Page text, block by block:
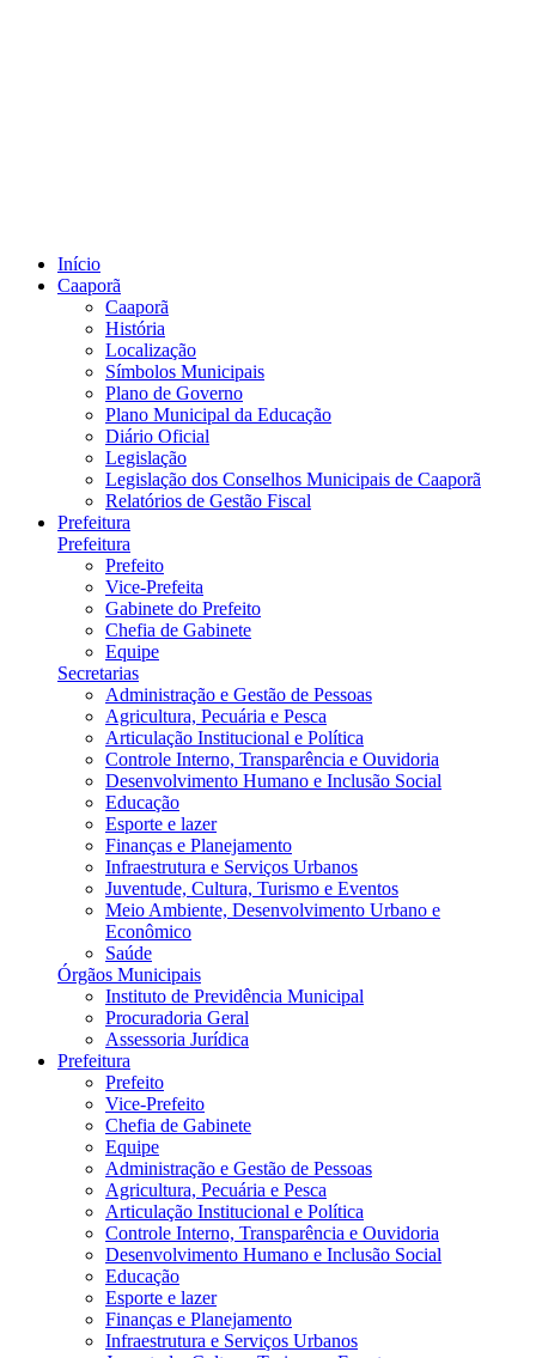
Início
Caaporã
Caaporã
História
Localização
Símbolos Municipais
Plano de Governo
Plano Municipal da Educação
Diário Oficial
Legislação
Legislação dos Conselhos Municipais de Caaporã
Relatórios de Gestão Fiscal
Prefeitura
Prefeitura
Prefeito
Vice-Prefeita
Gabinete do Prefeito
Chefia de Gabinete
Equipe
Secretarias
Administração e Gestão de Pessoas
Agricultura, Pecuária e Pesca
Articulação Institucional e Política
Controle Interno, Transparência e Ouvidoria
Desenvolvimento Humano e Inclusão Social
Educação
Esporte e lazer
Finanças e Planejamento
Infraestrutura e Serviços Urbanos
Juventude, Cultura, Turismo e Eventos
Meio Ambiente, Desenvolvimento Urbano e
Econômico
Saúde
Órgãos Municipais
Instituto de Previdência Municipal
Procuradoria Geral
Assessoria Jurídica
Prefeitura
Prefeito
Vice-Prefeito
Chefia de Gabinete
Equipe
Administração e Gestão de Pessoas
Agricultura, Pecuária e Pesca
Articulação Institucional e Política
Controle Interno, Transparência e Ouvidoria
Desenvolvimento Humano e Inclusão Social
Educação
Esporte e lazer
Finanças e Planejamento
Infraestrutura e Serviços Urbanos